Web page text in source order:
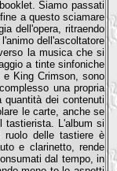
Siamo passati
a questo sciamare
dell'opera, ritraendo
dell'ascoltatore
la musica che si
a tinte sinfoniche
King Crimson, sono
una propria
dei contenuti
le carte, anche se
tastierista. L'album si
delle tastiere è
e clarinetto, rende
dal tempo, in